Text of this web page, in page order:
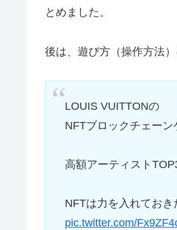
とめました。
後は、遊び方（操作方法
LOUIS VUITTONの
NFTブロックチェー
高額アーティスト
NFTは力を入れてお
pic.twitter.com/